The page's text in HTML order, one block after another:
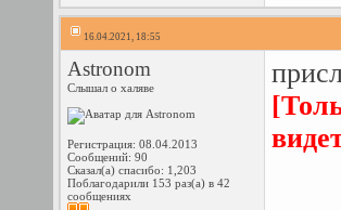
16.04.2021, 18:55
Astronom
Слышал о халяве
Регистрация: 08.04.2013
Сообщений: 90
Сказал(а) спасибо: 1,203
Поблагодарили 153 раз(а) в 42
сообщениях